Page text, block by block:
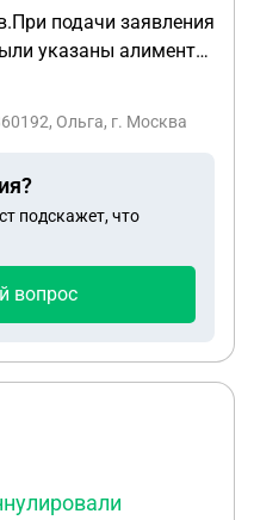
подачи заявления
указаны алименты
за этого у
от 16.12.2022
нашла за дату
или берется полный
Ольга, г. Москва
подскажет, что
вопрос